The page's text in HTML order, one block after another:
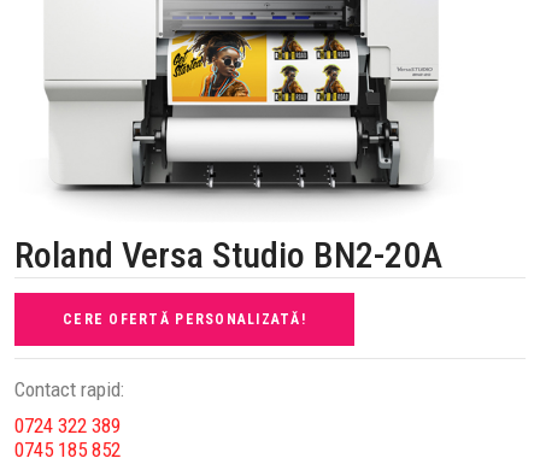
Roland Versa Studio BN2-20A
CERE OFERTĂ PERSONALIZATĂ!
Contact rapid:
0724 322 389
0745 185 852